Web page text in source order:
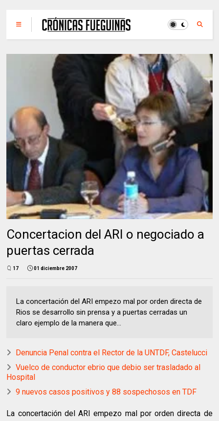
Concertacion del ARI o negociado a
puertas cerrada
17 01 diciembre 2007
La concertación del ARI empezo mal por orden directa de
Rios se desarrollo sin prensa y a puertas cerradas un
claro ejemplo de la manera que...
Denuncia Penal contra el Rector de la UNTDF, Castelucci
Vuelco de conductor ebrio que debio ser trasladado al
Hospital
9 nuevos casos positivos y 88 sospechosos en TDF
La concertación del ARI empezo mal por orden directa de